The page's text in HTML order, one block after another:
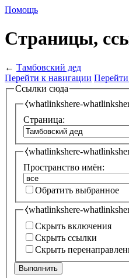
Помощь
Страницы,
← Тамбовский дед
Перейти к навигации
Ссылки сюда
⧼whatlinkshere-
Страница:
⧼whatlinkshere-
Пространство имён:
Обратить выбранное
⧼whatlinkshere-
Скрыть включения
Скрыть ссылки
Скрыть
Выполнить